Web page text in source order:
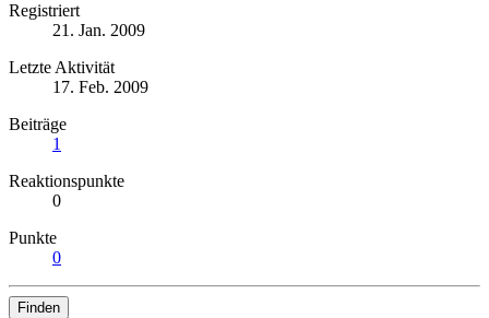
Registriert
21. Jan. 2009
Letzte Aktivität
17. Feb. 2009
Beiträge
1
Reaktionspunkte
0
Punkte
0
Finden